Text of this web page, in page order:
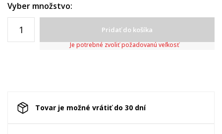
Vyber množstvo:
Pridať do košíka
Je potrebné zvoliť požadovanú veľkosť
Tovar je možné vrátiť do 30 dní